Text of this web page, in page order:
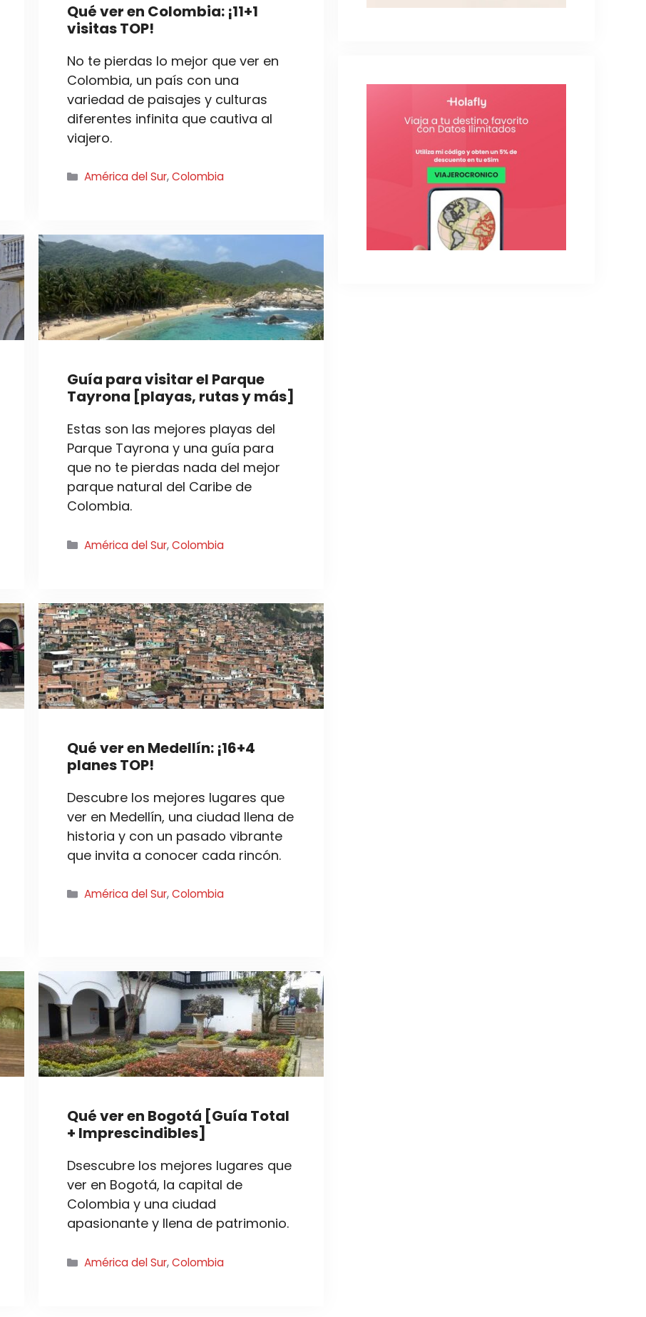
Qué ver en Colombia: ¡11+1
visitas TOP!
No te pierdas lo mejor que ver en
Colombia, un país con una
variedad de paisajes y culturas
diferentes infinita que cautiva al
viajero.
Categorías
América del Sur,Colombia
Guía para visitar el Parque
Tayrona [playas, rutas y más]
Estas son las mejores playas del
Parque Tayrona y una guía para
que no te pierdas nada del mejor
parque natural del Caribe de
Colombia.
Categorías
América del Sur,Colombia
Qué ver en Medellín: ¡16+4
planes TOP!
Descubre los mejores lugares que
ver en Medellín, una ciudad llena de
historia y con un pasado vibrante
que invita a conocer cada rincón.
Categorías
América del Sur,Colombia
Qué ver en Bogotá [Guía Total
+ Imprescindibles]
Dsescubre los mejores lugares que
ver en Bogotá, la capital de
Colombia y una ciudad
apasionante y llena de patrimonio.
Categorías
América del Sur,Colombia